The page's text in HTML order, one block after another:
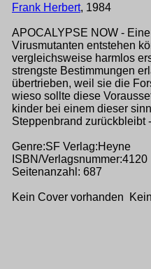
Frank Herbert, 1984
APOCALYPSE NOW -
Virusmutanten entstehen
vergleichsweise harmlos
strengste Bestimmungen
übertrieben, weil sie die
wieso sollte diese
kinder bei einem dieser
Steppenbrand zurückbleibt
Genre:SF Verlag:Heyne
ISBN/Verlagsnummer:4120
Seitenanzahl: 687
Kein Cover vorhanden